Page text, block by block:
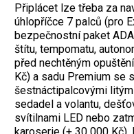
Připlácet lze třeba za
úhlopříčce 7 palců (pro
bezpečnostní paket
štítu, tempomatu,
před nechtěným
Kč) a sadu Premium se
šestnáctipalcovými
sedadel a volantu,
svítilnami LED nebo